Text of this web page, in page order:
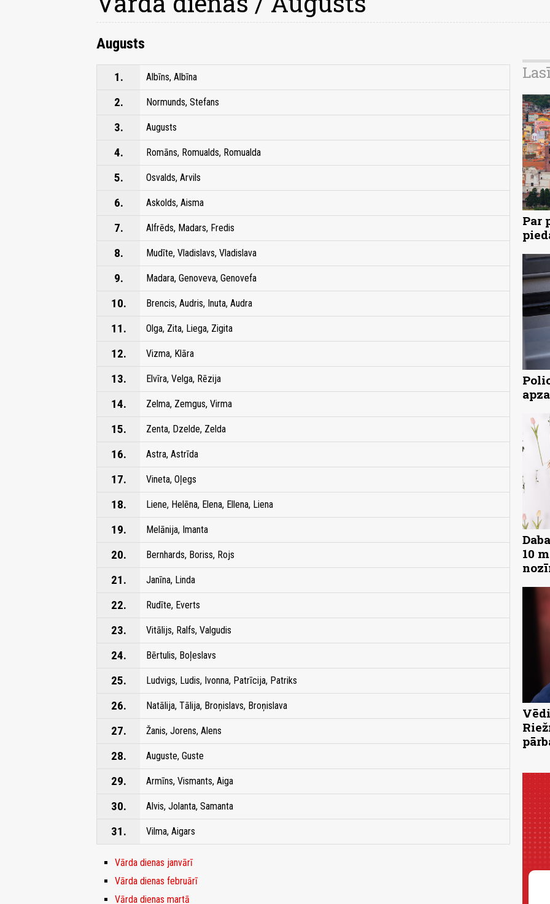
Augusts
1. Albīns, Albīna
2. Normunds, Stefans
3. Augusts
4. Romāns, Romualds, Romualda
5. Osvalds, Arvils
6. Askolds, Aisma
7. Alfrēds, Madars, Fredis
8. Mudīte, Vladislavs, Vladislava
9. Madara, Genoveva, Genovefa
10. Brencis, Audris, Inuta, Audra
11. Olga, Zita, Liega, Zigita
12. Vizma, Klāra
13. Elvīra, Velga, Rēzija
14. Zelma, Zemgus, Virma
15. Zenta, Dzelde, Zelda
16. Astra, Astrīda
17. Vineta, Oļegs
18. Liene, Helēna, Elena, Ellena, Liena
19. Melānija, Imanta
20. Bernhards, Boriss, Rojs
21. Janīna, Linda
22. Rudīte, Everts
23. Vitālijs, Ralfs, Valgudis
24. Bērtulis, Boļeslavs
25. Ludvigs, Ludis, Ivonna, Patrīcija, Patriks
26. Natālija, Tālija, Broņislavs, Broņislava
27. Žanis, Jorens, Alens
28. Auguste, Guste
29. Armīns, Vismants, Aiga
30. Alvis, Jolanta, Samanta
31. Vilma, Aigars
Vārda dienas janvārī
Vārda dienas februārī
Vārda dienas martā
Par
10